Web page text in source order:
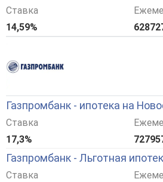
Ставка
14,59%
Газпромбанк - ипотека на
Ставка
17,3%
Газпромбанк - Льготная
Ставка